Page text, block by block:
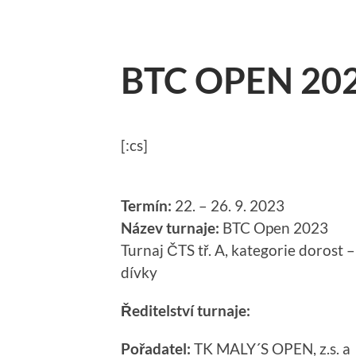
BTC OPEN
[:cs]
Termín: 22. – 26. 9. 2023
Název turnaje: BTC Open 2023
Turnaj ČTS tř. A, kategorie dorost –
dívky
Ředitelství turnaje:
Pořadatel: TK MALY´S OPEN, z.s. a